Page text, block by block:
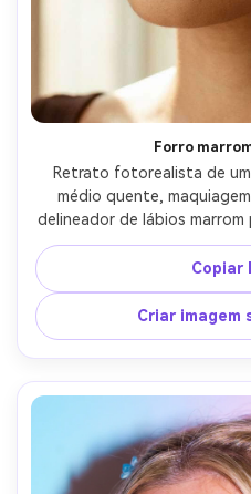
Forro
Retrato fotorealista de
médio quente,
delineador de lábios marrom
mais claro no centro,
finas e olho fumaçado
garra, luz do dia interior
Canon EOS R6 50mm f/
enfatizando os lábios,
classificação de cores
Copiar
Criar imagem